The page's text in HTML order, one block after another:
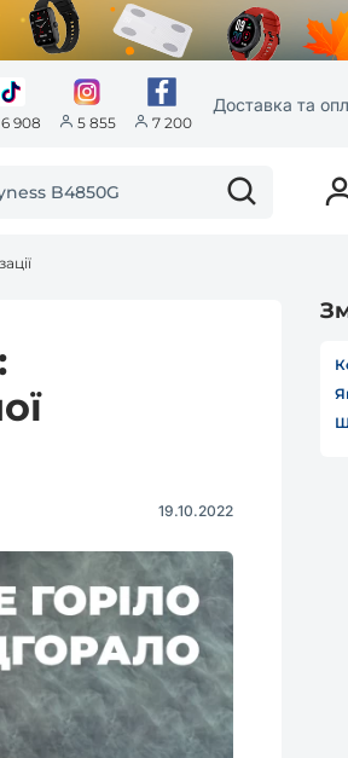
6 908 5 855 7 200
Доставка та
19.10.2022